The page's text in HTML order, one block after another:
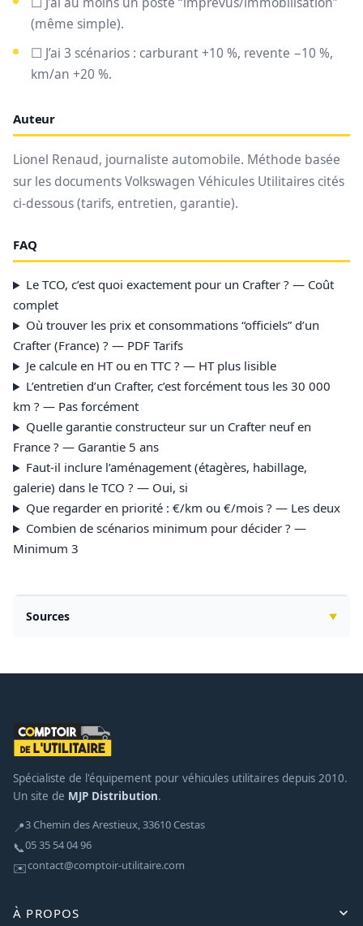
(même simple).
☐ J’ai 3 scénarios : carburant +10 %, revente −10 %,
km/an +20 %.
Auteur
Lionel Renaud, journaliste automobile. Méthode basée
sur les documents Volkswagen Véhicules Utilitaires cités
ci-dessous (tarifs, entretien, garantie).
FAQ
Le TCO, c’est quoi exactement pour un Crafter ? — Coût
complet
Où trouver les prix et consommations “officiels” d’un
Crafter (France) ? — PDF Tarifs
Je calcule en HT ou en TTC ? — HT plus lisible
L’entretien d’un Crafter, c’est forcément tous les 30 000
km ? — Pas forcément
Quelle garantie constructeur sur un Crafter neuf en
France ? — Garantie 5 ans
Faut-il inclure l’aménagement (étagères, habillage,
galerie) dans le TCO ? — Oui, si
Que regarder en priorité : €/km ou €/mois ? — Les deux
Combien de scénarios minimum pour décider ? —
Minimum 3
Sources
Spécialiste de l'équipement pour véhicules utilitaires depuis 2010.
Un site de MJP Distribution.
📍3 Chemin des Arestieux, 33610 Cestas
📞05 35 54 04 96
✉️contact@comptoir-utilitaire.com
À PROPOS